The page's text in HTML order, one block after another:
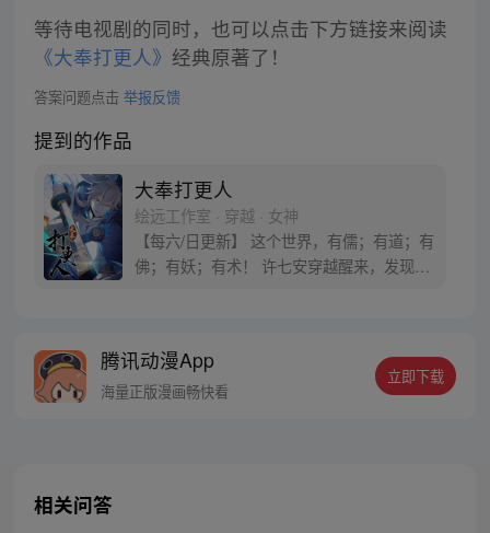
等待电视剧的同时，也可以点击下方链接来阅读
《大奉打更人》 经典原著了！
答案问题点击 举报反馈
提到的作品
大奉打更人
绘远工作室 · 穿越 · 女神
【每六/日更新】 这个世界，有儒；有道；有
佛；有妖；有术！ 许七安穿越醒来，发现自
者卖报小郎君同名小说 QQ群号：
799493374
腾讯动漫App
海量正版漫画畅快看
立即下载
相关问答